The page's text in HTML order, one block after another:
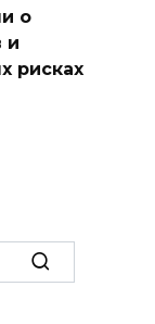
о
и
рисках